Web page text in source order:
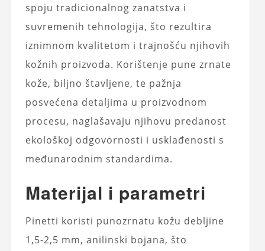
spoju tradicionalnog zanatstva i
suvremenih tehnologija, što rezultira
iznimnom kvalitetom i trajnošću njihovih
kožnih proizvoda. Korištenje pune zrnate
kože, biljno štavljene, te pažnja
posvećena detaljima u proizvodnom
procesu, naglašavaju njihovu predanost
ekološkoj odgovornosti i usklađenosti s
međunarodnim standardima.
Materijal i parametri
Pinetti koristi punozrnatu kožu debljine
1,5-2,5 mm, anilinski bojana, što